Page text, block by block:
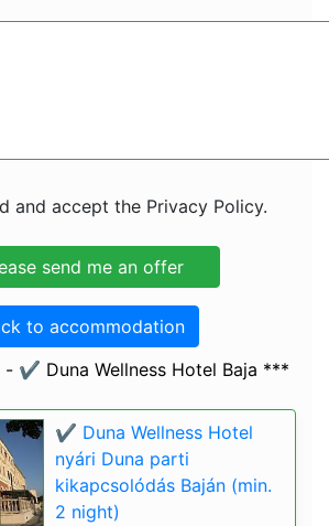
and accept the Privacy Policy.
to accommodation
- ✔️ Duna Wellness Hotel Baja ***
✔️ Duna Wellness Hotel
nyári Duna parti
kikapcsolódás Baján (min.
2 night)